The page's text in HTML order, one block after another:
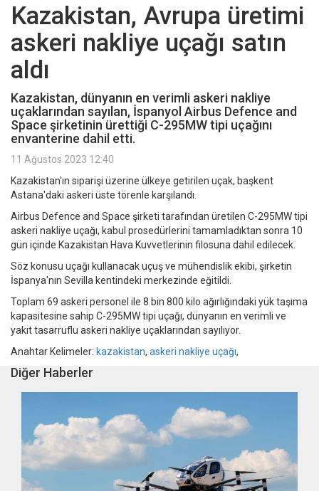
Kazakistan, Avrupa üretimi
askeri nakliye uçağı satın
aldı
Kazakistan, dünyanın en verimli askeri nakliye
uçaklarından sayılan, İspanyol Airbus Defence and
Space şirketinin ürettiği C-295MW tipi uçağını
envanterine dahil etti.
11 Ağustos 2023 12:40
Kazakistan'ın siparişi üzerine ülkeye getirilen uçak, başkent
Astana'daki askeri üste törenle karşılandı.
Airbus Defence and Space şirketi tarafından üretilen C-295MW tipi
askeri nakliye uçağı, kabul prosedürlerini tamamladıktan sonra 10
gün içinde Kazakistan Hava Kuvvetlerinin filosuna dahil edilecek.
Söz konusu uçağı kullanacak uçuş ve mühendislik ekibi, şirketin
İspanya'nın Sevilla kentindeki merkezinde eğitildi.
Toplam 69 askeri personel ile 8 bin 800 kilo ağırlığındaki yük taşıma
kapasitesine sahip C-295MW tipi uçağı, dünyanın en verimli ve
yakıt tasarruflu askeri nakliye uçaklarından sayılıyor.
Anahtar Kelimeler: kazakistan, askeri nakliye uçağı,
Diğer Haberler